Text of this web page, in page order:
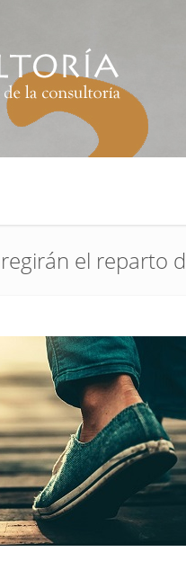
el reparto